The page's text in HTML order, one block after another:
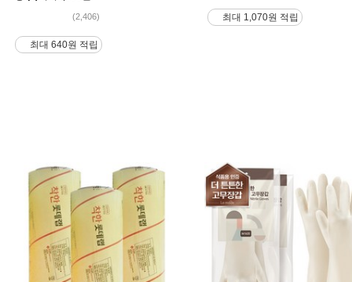
(2,406)
최대 640원 적립
최대 1,070원 적립